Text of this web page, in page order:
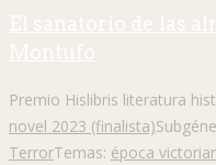
El sanatorio de las
Montufo
Premio Hislibris literatura
novel 2023 (finalista)
TerrorTemas: época